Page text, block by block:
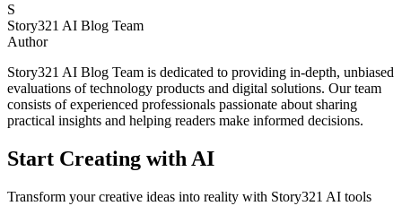
S
Story321 AI Blog Team
Author
Story321 AI Blog Team is dedicated to providing in-depth, unbiased
evaluations of technology products and digital solutions. Our team
consists of experienced professionals passionate about sharing
practical insights and helping readers make informed decisions.
Start Creating with AI
Transform your creative ideas into reality with Story321 AI tools